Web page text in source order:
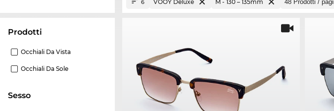
Prodotti
Occhiali Da Vista
Occhiali Da Sole
Sesso
6 VOOY Deluxe M - 130 – 135mm